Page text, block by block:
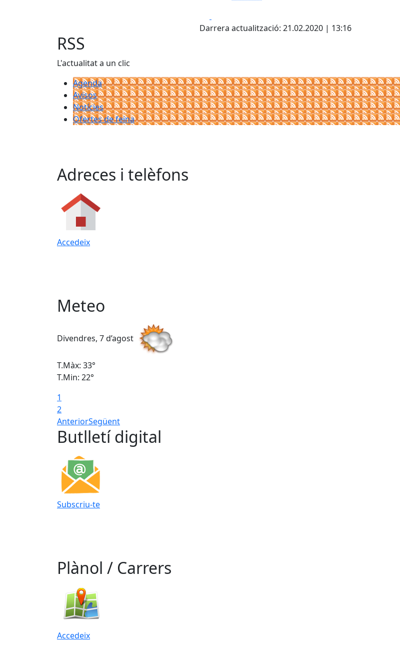
Darrera actualització: 21.02.2020 | 13:16
RSS
L'actualitat a un clic
Agenda
Avisos
Notícies
Ofertes de feina
Adreces i telèfons
Accedeix
Meteo
Divendres, 7 d’agost
T.Màx: 33°
T.Min: 22°
1
2
AnteriorSegüent
Butlletí digital
Subscriu-te
Plànol / Carrers
Accedeix